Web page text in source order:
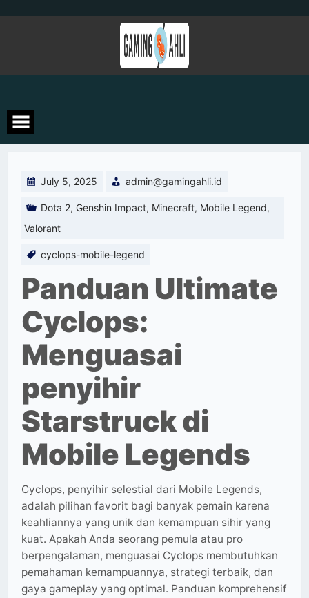
to
July 5, 2025 admin@gamingahli.id
Dota 2, Genshin Impact, Minecraft, Mobile Legend,
Valorant
cyclops-mobile-legend
Panduan Ultimate
Cyclops:
Menguasai
penyihir
Starstruck di
Mobile Legends
Cyclops, penyihir selestial dari Mobile Legends,
adalah pilihan favorit bagi banyak pemain karena
keahliannya yang unik dan kemampuan sihir yang
kuat. Apakah Anda seorang pemula atau pro
berpengalaman, menguasai Cyclops membutuhkan
pemahaman kemampuannya, strategi terbaik, dan
gaya gameplay yang optimal. Panduan komprehensif